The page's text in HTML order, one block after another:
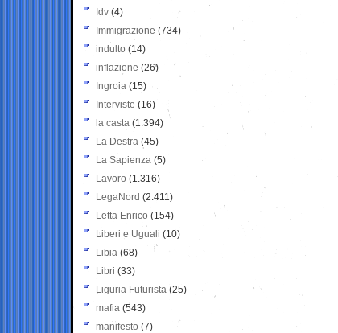
Idv (4)
Immigrazione (734)
indulto (14)
inflazione (26)
Ingroia (15)
Interviste (16)
la casta (1.394)
La Destra (45)
La Sapienza (5)
Lavoro (1.316)
LegaNord (2.411)
Letta Enrico (154)
Liberi e Uguali (10)
Libia (68)
Libri (33)
Liguria Futurista (25)
mafia (543)
manifesto (7)